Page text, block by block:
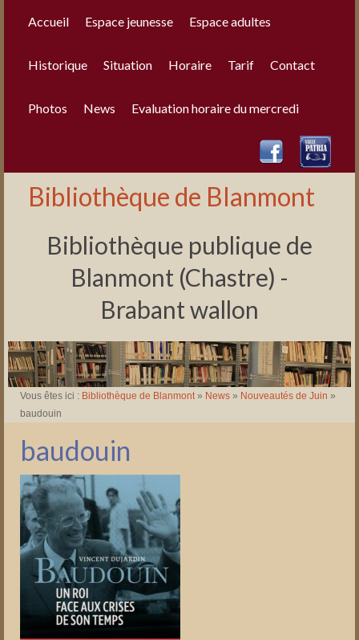
Accueil Espace jeunesse Espace adultes
Historique Situation Horaire Tarif Contact
Photos News Evaluation horaire du mercredi
Bibliothèque de Blanmont
Bibliothèque publique de
Blanmont (Chastre) -
Brabant wallon
Vous êtes ici : Bibliothèque de Blanmont» News » Nouveautés de Juin »
baudouin
baudouin